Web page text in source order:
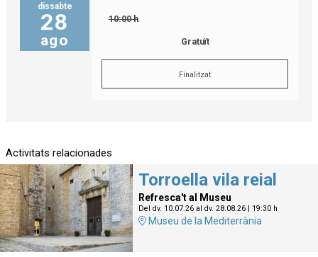
dissabte
28
ago
10:00 h
Gratuït
Finalitzat
Activitats relacionades
Torroella vila reial
Refresca't al Museu
Del dv. 10.07.26al dv. 28.08.26| 19:30 h
Museu de la Mediterrània